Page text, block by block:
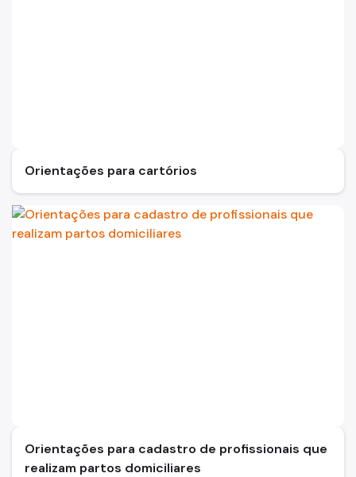
Orientações para cartórios
Orientações para cadastro de profissionais que
realizam partos domiciliares